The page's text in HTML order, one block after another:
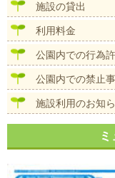
施設の貸出
利用料金
公園内での行為
公園内での禁止
施設利用のお知